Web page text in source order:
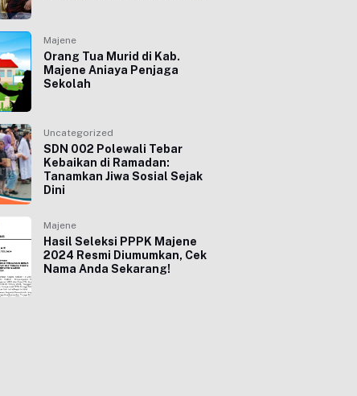
Majene
Orang Tua Murid di Kab.
Majene Aniaya Penjaga
Sekolah
Uncategorized
SDN 002 Polewali Tebar
Kebaikan di Ramadan:
Tanamkan Jiwa Sosial Sejak
Dini
Majene
Hasil Seleksi PPPK Majene
2024 Resmi Diumumkan, Cek
Nama Anda Sekarang!